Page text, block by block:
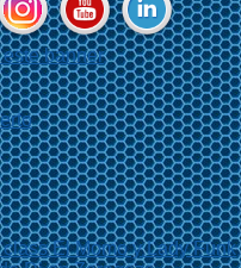
class El Momo y Lady Funk